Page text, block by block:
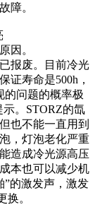
障。
因。
报废。目前冷光
证寿命是500h，
的问题的概率极
。STORZ的氙
也不能一直用到
，灯泡老化严重
造成冷光源高压
本也可以减少机
”的激发声，激发
换。